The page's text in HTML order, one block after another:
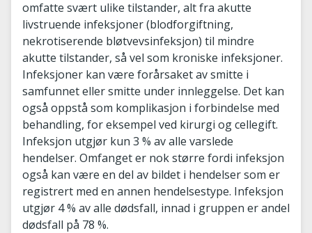
omfatte svært ulike tilstander, alt fra akutte
livstruende infeksjoner (blodforgiftning,
nekrotiserende bløtvevsinfeksjon) til mindre
akutte tilstander, så vel som kroniske infeksjoner.
Infeksjoner kan være forårsaket av smitte i
samfunnet eller smitte under innleggelse. Det kan
også oppstå som komplikasjon i forbindelse med
behandling, for eksempel ved kirurgi og cellegift.
Infeksjon utgjør kun 3 % av alle varslede
hendelser. Omfanget er nok større fordi infeksjon
også kan være en del av bildet i hendelser som er
registrert med en annen hendelsestype. Infeksjon
utgjør 4 % av alle dødsfall, innad i gruppen er andel
dødsfall på 78 %.